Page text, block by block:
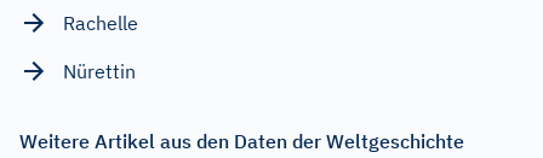
Rachelle
Nürettin
Weitere Artikel aus den Daten der Weltgeschichte